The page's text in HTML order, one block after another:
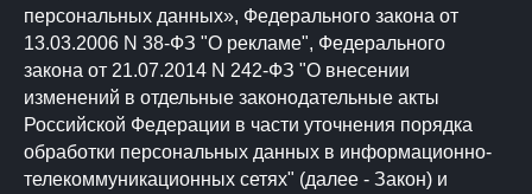
персональных данных», Федерального закона от
13.03.2006 N 38-ФЗ "О рекламе", Федерального
закона от 21.07.2014 N 242-ФЗ "О внесении
изменений в отдельные законодательные акты
Российской Федерации в части уточнения порядка
обработки персональных данных в информационно-
телекоммуникационных сетях" (далее - Закон) и